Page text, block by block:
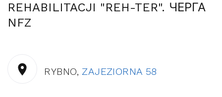
REHABILITACJI "REH-TER". ЧЕРГА
NFZ
RYBNO, ZAJEZIORNA 58